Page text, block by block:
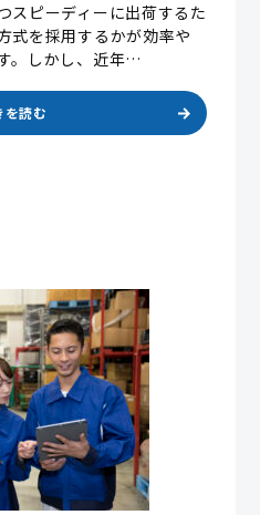
スピーディーに出荷するた
式を採用するかが効率や
。しかし、近年…
を読む